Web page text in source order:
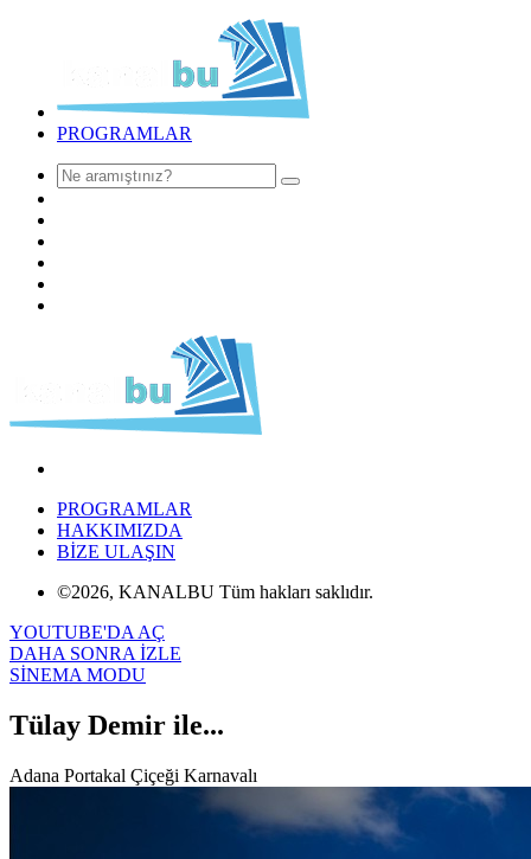
PROGRAMLAR
PROGRAMLAR
HAKKIMIZDA
BİZE ULAŞIN
©2026, KANALBU Tüm hakları saklıdır.
YOUTUBE'DA AÇ
DAHA SONRA İZLE
SİNEMA MODU
Tülay Demir ile...
Adana Portakal Çiçeği Karnavalı